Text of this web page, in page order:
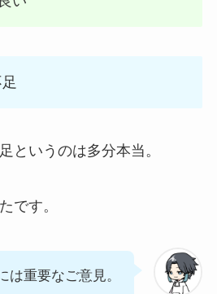
というのは多分本当。
です。
は重要なご意見。